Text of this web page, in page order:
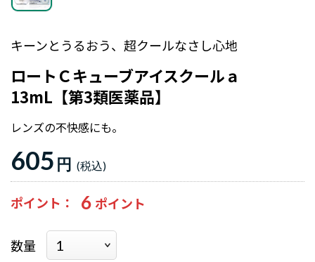
キーンとうるおう、超クールなさし心地
ロートＣキューブアイスクールａ
13mL【第3類医薬品】
レンズの不快感にも。
605 円
ポイント 6
数量